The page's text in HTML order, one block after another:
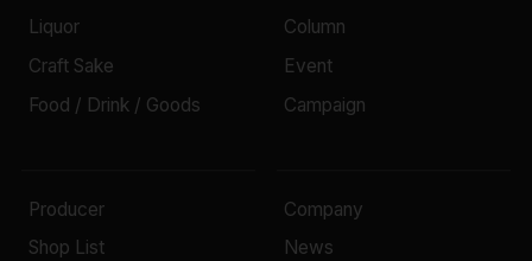
Liquor
Craft Sake
Food / Drink / Goods
Column
Event
Campaign
Producer
Shop List
Company
News